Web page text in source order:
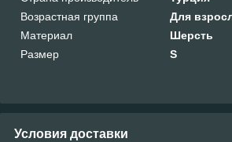
Возрастная группа
Для
Материал
Шерсть
Размер
S
Условия доставки